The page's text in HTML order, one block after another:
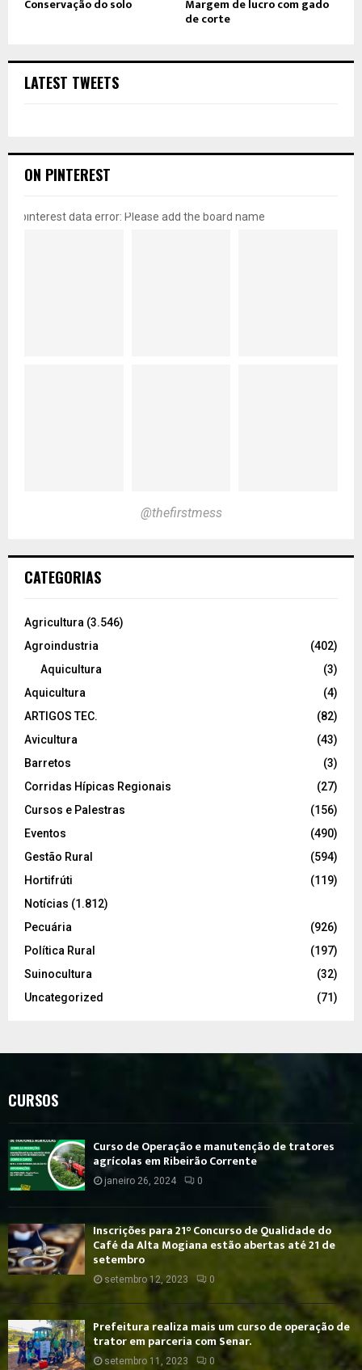
Conservação do solo Margem de lucro com gado
de corte
LATEST TWEETS
ON PINTEREST
pinterest data error: Please add the board name
@thefirstmess
CATEGORIAS
Agricultura (3.546)
Agroindustria
(402)
Aquicultura
(3)
Aquicultura
(4)
ARTIGOS TEC.
(82)
Avicultura
(43)
Barretos
(3)
Corridas Hípicas Regionais
(27)
Cursos e Palestras
(156)
Eventos
(490)
Gestão Rural
(594)
Hortifrúti
(119)
Notícias (1.812)
Pecuária
(926)
Política Rural
(197)
Suinocultura
(32)
Uncategorized
(71)
CURSOS
Curso de Operação e manutenção de tratores
agrícolas em Ribeirão Corrente
janeiro 26, 2024 0
Inscrições para 21° Concurso de Qualidade do
Café da Alta Mogiana estão abertas até 21 de
setembro
setembro 12, 2023 0
Prefeitura realiza mais um curso de operação de
trator em parceria com Senar.
setembro 11, 2023 0